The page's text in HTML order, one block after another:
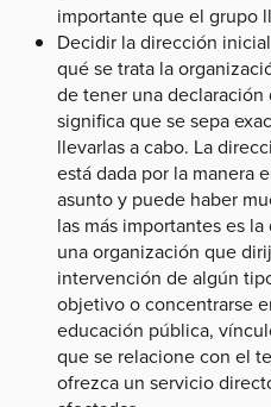
importante que el grupo
Decidir la dirección
qué se trata la
de tener una
significa que se sepa
llevarlas a cabo. La
está dada por la manera
asunto y puede haber
las más importantes es
una organización que
intervención de algún
objetivo o concentrarse
educación pública,
que se relacione con el
ofrezca un servicio